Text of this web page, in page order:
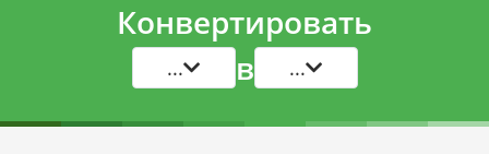
Конвертировать
... в ...